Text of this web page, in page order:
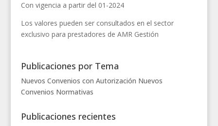
Con vigencia a partir del 01-2024
Los valores pueden ser consultados en el sector
exclusivo para prestadores de AMR Gestión
Publicaciones por Tema
Nuevos Convenios con Autorización Nuevos
Convenios Normativas
Publicaciones recientes